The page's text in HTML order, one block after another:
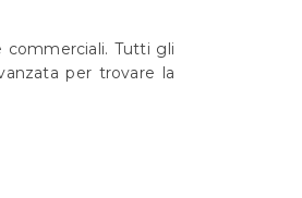
commerciali. Tutti gli
per trovare la